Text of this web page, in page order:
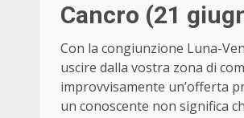
Cancro (21
Con la congiunzione Luna-
uscire dalla vostra zona di
improvvisamente un’offerta
un conoscente non significa